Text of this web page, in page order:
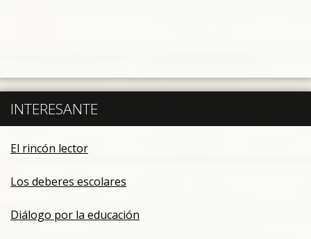
INTERESANTE
El rincón lector
Los deberes escolares
Diálogo por la educación